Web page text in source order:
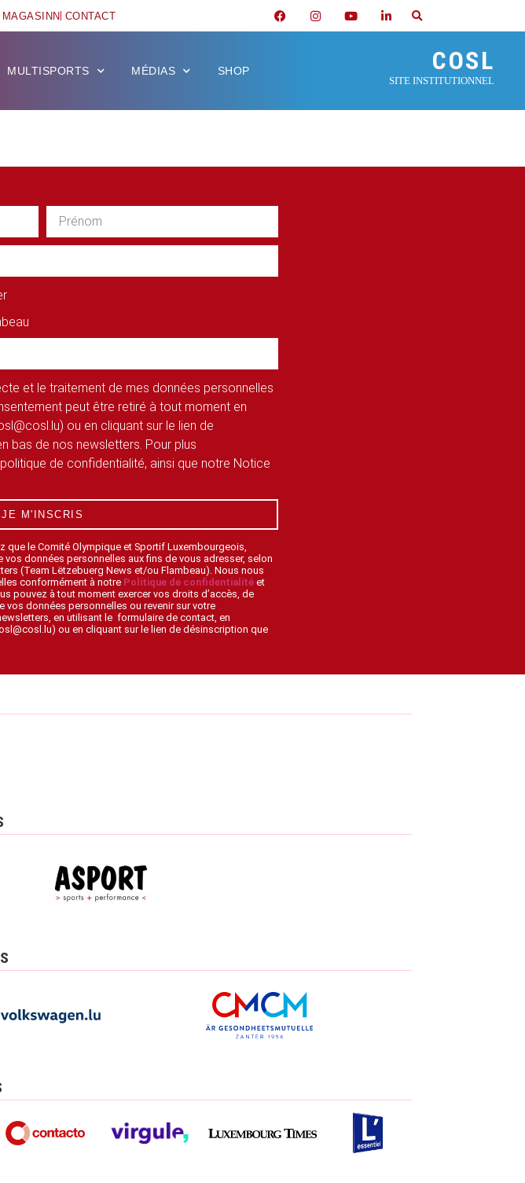
CONTACT
MULTISPORTS MÉDIAS SHOP COSL
SITE INSTITUTIONNEL
et le traitement de mes données personnelles
peut être retiré à tout moment en
ou en cliquant sur le lien de
bas de nos newsletters. Pour plus
de confidentialité, ainsi que notre Notice
JE M'INSCRIS
que le Comité Olympique et Sportif Luxembourgeois,
données personnelles aux fins de vous adresser, selon
(Team Lëtzebuerg News et/ou Flambeau). Nous nous
conformément à notre Politique de confidentialité et
pouvez à tout moment exercer vos droits d’accès, de
vos données personnelles ou revenir sur votre
en utilisant le formulaire de contact, en
ou en cliquant sur le lien de désinscription que